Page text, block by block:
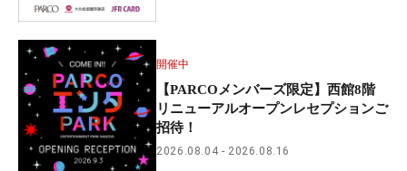
開催中
【PARCOメンバーズ限定】西館8階
リニューアルオープンレセプションご
招待！
2026.08.04 2026.08.16